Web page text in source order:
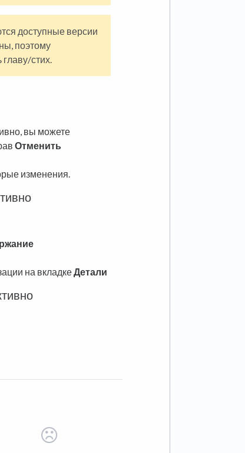
доступные версии
поэтому
стих.
вы можете
Отменить
изменения.
на вкладке Детали